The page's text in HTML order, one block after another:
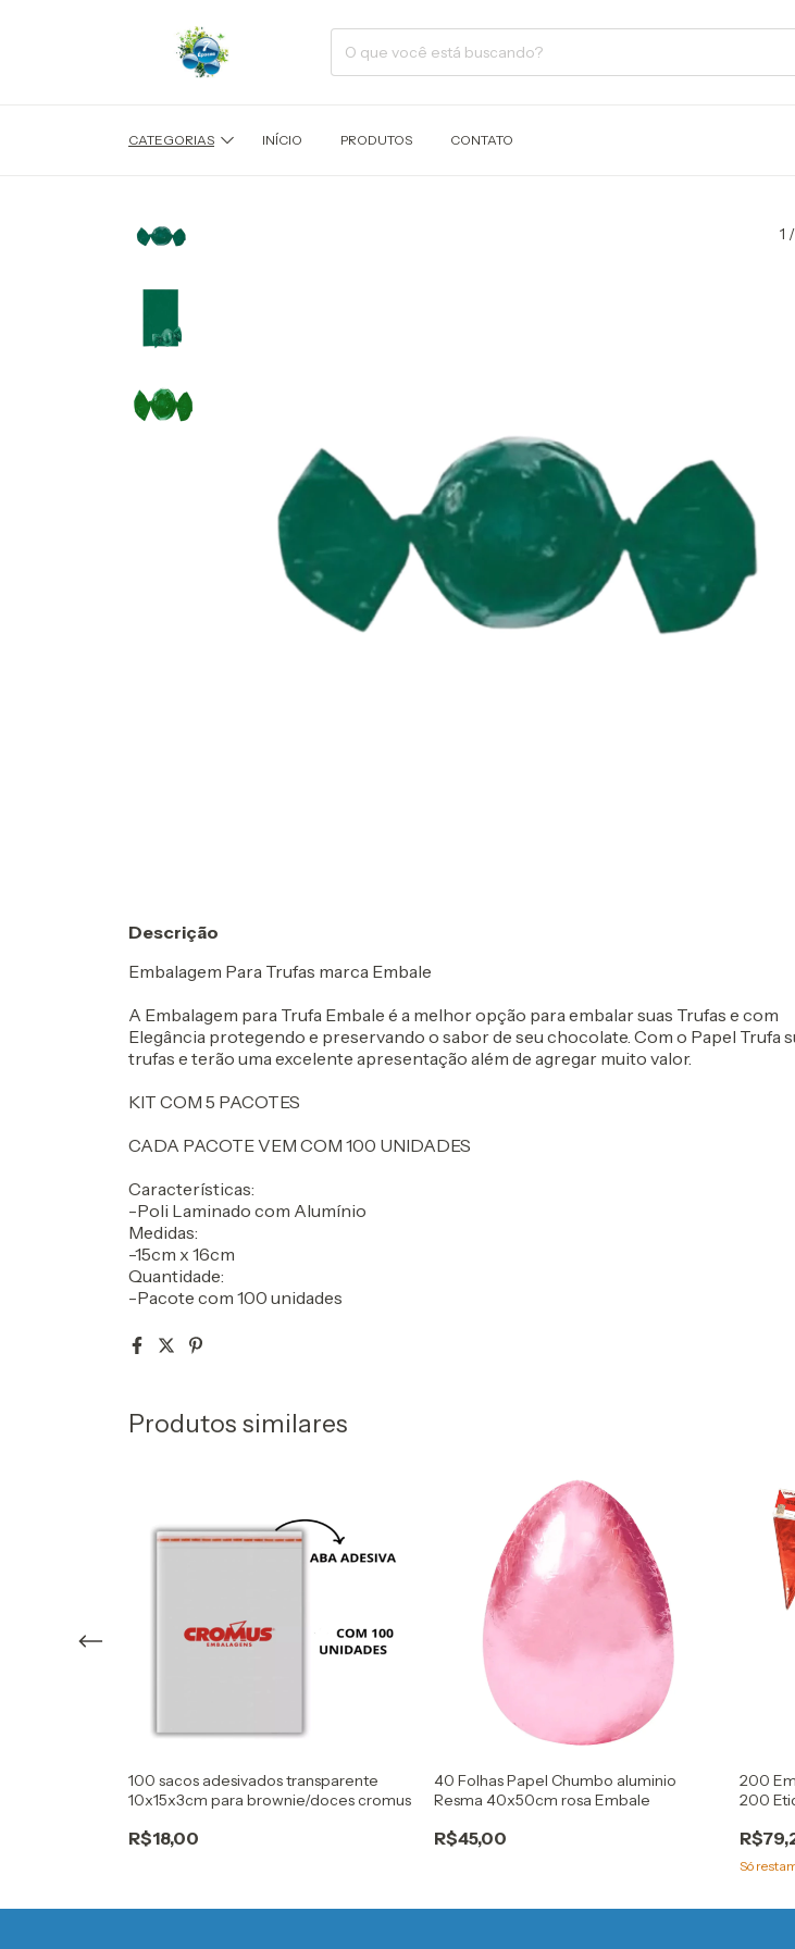
CATEGORIAS INÍCIO PRODUTOS CONTATO
1 /
Descrição
Embalagem Para Trufas marca Embale
A Embalagem para Trufa Embale é a melhor opção para embalar suas Trufas e com
Elegância protegendo e preservando o sabor de seu chocolate. Com o Papel Trufa
trufas e terão uma excelente apresentação além de agregar muito valor.
KIT COM 5 PACOTES
CADA PACOTE VEM COM 100 UNIDADES
Características:
-Poli Laminado com Alumínio
Medidas:
-15cm x 16cm
Quantidade:
-Pacote com 100 unidades
Produtos similares
100 sacos adesivados transparente
10x15x3cm para brownie/doces cromus
R$18,00
40 Folhas Papel Chumbo aluminio
Resma 40x50cm rosa Embale
R$45,00
200
200
Só